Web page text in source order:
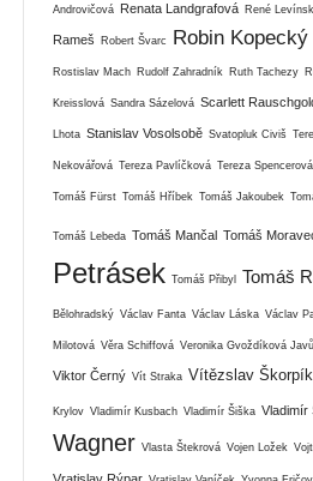
Androvičová Renata Landgrafová René
Rameš Robert Švarc Robin Kopecký
Rostislav Mach Rudolf Zahradník Ruth Tachezy
Kreisslová Sandra Sázelová Scarlett
Lhota Stanislav Vosolsobě Svatopluk Civiš
Nekovářová Tereza Pavlíčková Tereza Spencerová
Tomáš Fürst Tomáš Hříbek Tomáš Jakoubek
Tomáš Lebeda Tomáš Mančal Tomáš
Petrásek Tomáš Přibyl Tomáš
Bělohradský Václav Fanta Václav Láska Václav
Milotová Věra Schiffová Veronika Gvoždíková
Viktor Černý Vít Straka Vítězslav Škorpík
Krylov Vladimír Kusbach Vladimír Šiška Vladimír
Wagner Vlasta Štekrová Vojen Ložek